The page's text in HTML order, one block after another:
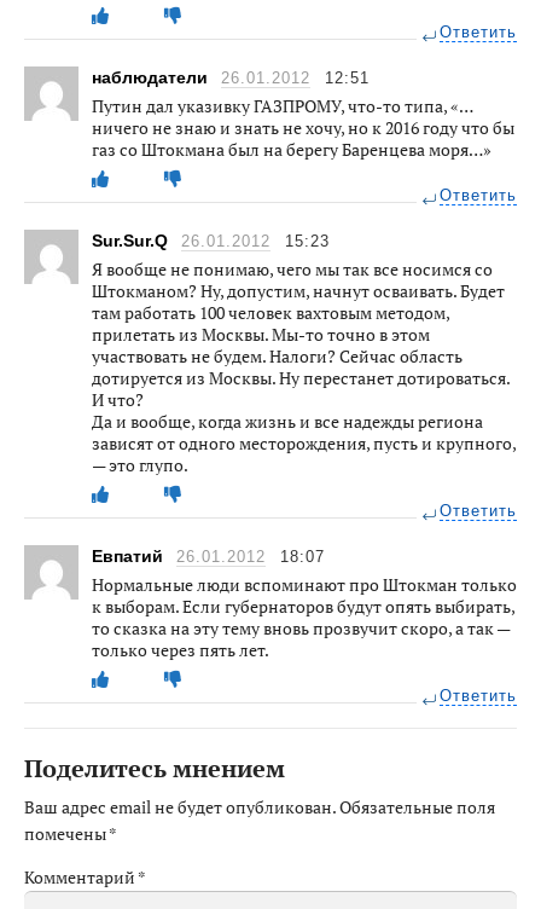
Ответить
наблюдатели 26.01.2012 12:51
Путин дал указивку ГАЗПРОМУ, что-то типа, «…
ничего не знаю и знать не хочу, но к 2016 году что бы
газ со Штокмана был на берегу Баренцева моря…»
Ответить
Sur.Sur.Q 26.01.2012 15:23
Я вообще не понимаю, чего мы так все носимся со
Штокманом? Ну, допустим, начнут осваивать. Будет
там работать 100 человек вахтовым методом,
прилетать из Москвы. Мы-то точно в этом
участвовать не будем. Налоги? Сейчас область
дотируется из Москвы. Ну перестанет дотироваться.
И что?
Да и вообще, когда жизнь и все надежды региона
зависят от одного месторождения, пусть и крупного,
— это глупо.
Ответить
Евпатий 26.01.2012 18:07
Нормальные люди вспоминают про Штокман только
к выборам. Если губернаторов будут опять выбирать,
то сказка на эту тему вновь прозвучит скоро, а так —
только через пять лет.
Ответить
Поделитесь мнением
Ваш адрес email не будет опубликован.Обязательные поля
помечены*
Комментарий *